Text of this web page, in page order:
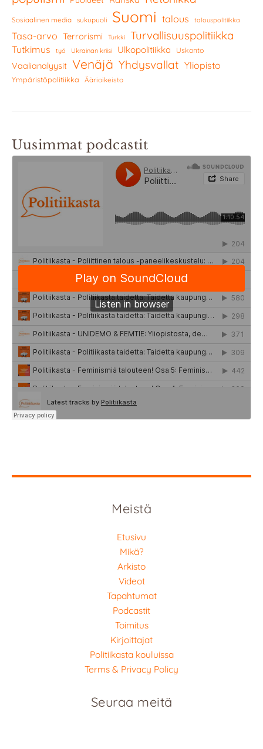
Sosiaalinen media sukupuoli Suomi talous talouspolitiikka
Tasa-arvo Terrorismi Turkki Turvallisuuspolitiikka
Tutkimus työ Ukrainan kriisi Ulkopolitiikka Uskonto
Vaalianalyysit Venäjä Yhdysvallat Yliopisto
Ympäristöpolitiikka Äärioikeisto
Uusimmat podcastit
Meistä
Etusivu
Mikä?
Arkisto
Videot
Tapahtumat
Podcastit
Toimitus
Kirjoittajat
Politiikasta kouluissa
Terms & Privacy Policy
Seuraa meitä